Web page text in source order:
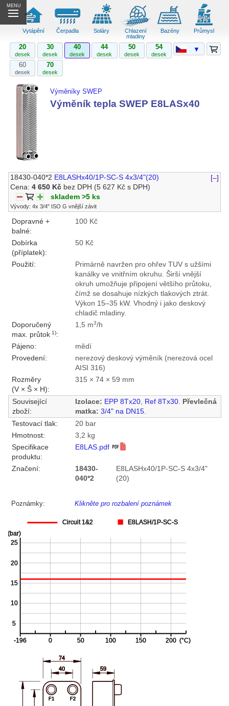
MENU
Vytápění Čerpadla Soláry
Chlazení
mladiny
Bazény Průmysl
20
desek
30
desek
40
desek
44
desek
50
desek
54
desek
60
desek
70
desek
Výměníky SWEP
Výměník tepla SWEP E8LASx40
18430-040*2 E8LASHx40/1P-SC-S 4x3/4"(20)
[–]
Cena:4 650 Kč bez DPH (5 627 Kč s DPH)
skladem >5 ks
Vývody: 4x 3/4" ISO G vnější závit
Dopravné +
balné:
100 Kč
Dobírka
(příplatek):
50 Kč
Použití:
Primárně navržen pro ohřev TUV s užšími
kanálky ve vnitřním okruhu. Širší vnější
okruh umožňuje připojení většího průtoku,
čímž se dosahuje nízkých tlakových ztrát.
Výkon 15–35 kW. Vhodný i jako deskový
chladič mladiny.
Doporučený
max. průtok1):
1,5 m3/h
Pájeno:
mědí
Provedení:
nerezový deskový výměník (nerezová ocel
AISI 316)
Rozměry
(V × Š × H):
315 × 74 × 59 mm
Související
zboží:
Izolace: EPP 8Tx20, Ref 8Tx30. Převlečná
matka: 3/4" na DN15.
Testovací tlak:
20 bar
Hmotnost:
3,2 kg
Specifikace
produktu:
E8LAS.pdf
Značení:
18430-
040*2
E8LASHx40/1P-SC-S 4x3/4"
(20)
Poznámky: Klikněte pro rozbalení poznámek
▼